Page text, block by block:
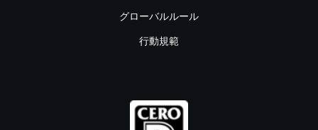
グローバルルール
行動規範